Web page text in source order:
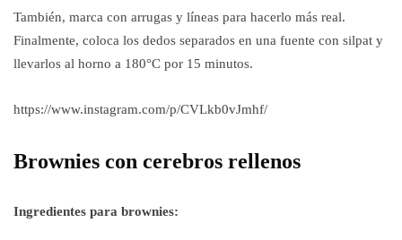
También, marca con arrugas y líneas para hacerlo más real.
Finalmente, coloca los dedos separados en una fuente con silpat y
llevarlos al horno a 180°C por 15 minutos.
https://www.instagram.com/p/CVLkb0vJmhf/
Brownies con cerebros rellenos
Ingredientes para brownies: